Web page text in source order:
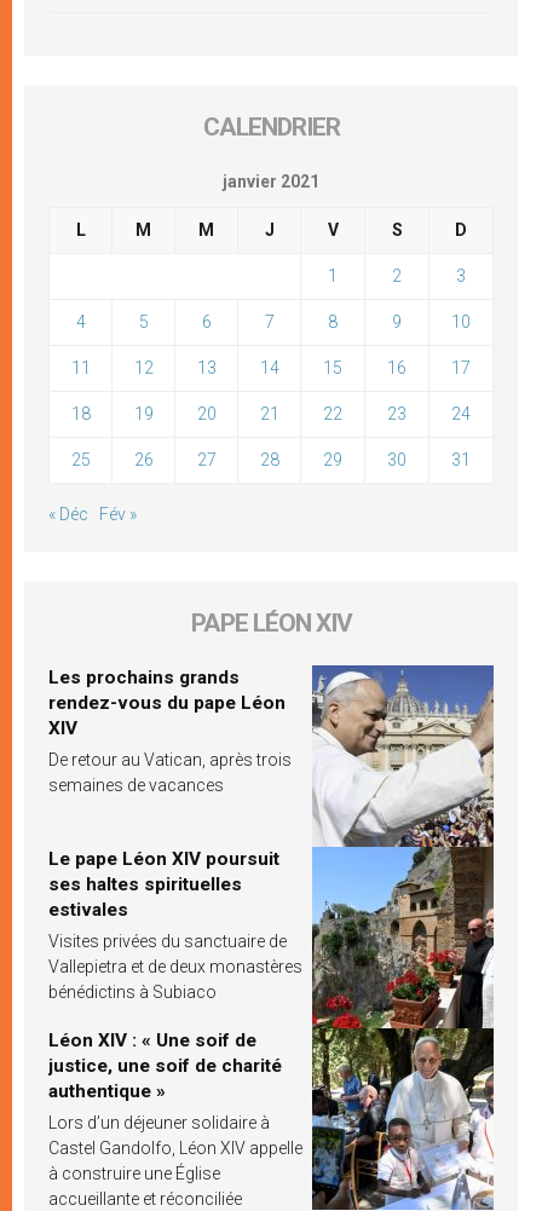
CALENDRIER
janvier 2021
L M M J V S D
1 2 3
4 5 6 7 8 9 10
11 12 13 14 15 16 17
18 19 20 21 22 23 24
25 26 27 28 29 30 31
« Déc Fév »
PAPE LÉON XIV
Les prochains grands
rendez-vous du pape Léon
XIV
De retour au Vatican, après trois
semaines de vacances
Le pape Léon XIV poursuit
ses haltes spirituelles
estivales
Visites privées du sanctuaire de
Vallepietra et de deux monastères
bénédictins à Subiaco
Léon XIV : « Une soif de
justice, une soif de charité
authentique »
Lors d’un déjeuner solidaire à
Castel Gandolfo, Léon XIV appelle
à construire une Église
accueillante et réconciliée